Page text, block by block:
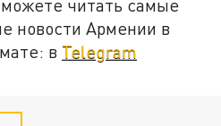
читать самые
новости Армении в
в Telegram